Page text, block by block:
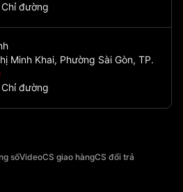
Chỉ đường
Minh Khai, Phường Sài Gòn, TP.
Chỉ đường
sốVideoCS giao hàngCS đổi trả